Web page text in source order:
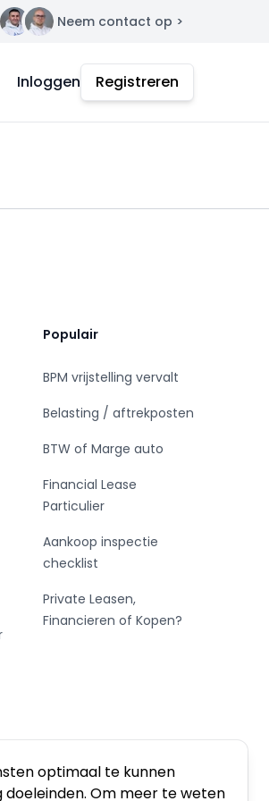
optimaal te kunnen
Om meer te weten
Contact Neem contact op >
Inloggen Registreren
Populair
BPM vrijstelling vervalt
Belasting / aftrekposten
BTW of Marge auto
Financial Lease
Particulier
Aankoop inspectie
checklist
Private Leasen,
Financieren of Kopen?